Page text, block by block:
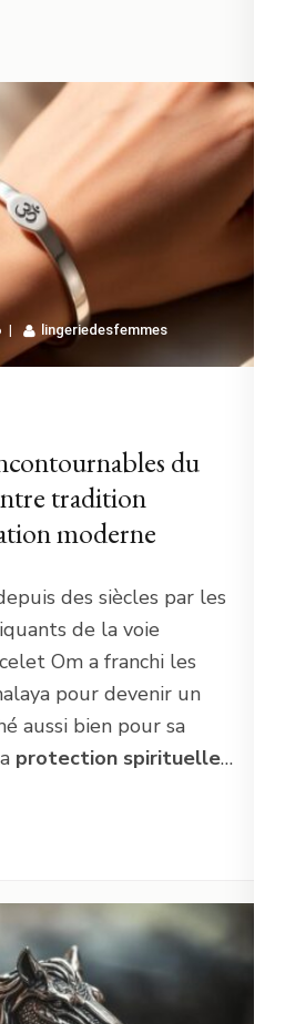
lingeriedesfemmes
du
tradition
moderne
des siècles par les
de la voie
Om a franchi les
pour devenir un
aussi bien pour sa
protection spirituelle…